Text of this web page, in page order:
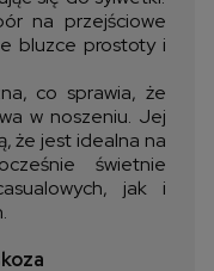
na przejściowe
bluzce prostoty i
co sprawia, że
w noszeniu. Jej
że jest idealna na
świetnie
jak i